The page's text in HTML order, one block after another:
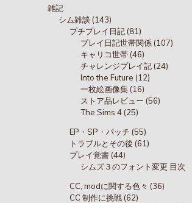
雑記
シム雑談 (143)
プチプレイ日記 (81)
プレイ日記世帯関係 (107)
キャリコ世帯 (46)
チャレンジプレイ記 (24)
Into the Future (12)
一枚絵画像集 (16)
ストア品レビュー (56)
The Sims 4 (25)
EP・SP・パッチ (55)
トラブルとその後 (61)
プレイ覚書 (44)
シムズ３のフォント変更 目次
CC, modに関する色々 (36)
CC 制作に挑戦 (62)